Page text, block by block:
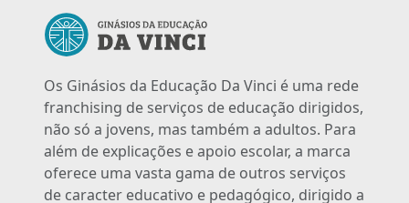
Os Ginásios da Educação Da Vinci é uma rede
franchising de serviços de educação dirigidos,
não só a jovens, mas também a adultos. Para
além de explicações e apoio escolar, a marca
oferece uma vasta gama de outros serviços
de caracter educativo e pedagógico, dirigido a